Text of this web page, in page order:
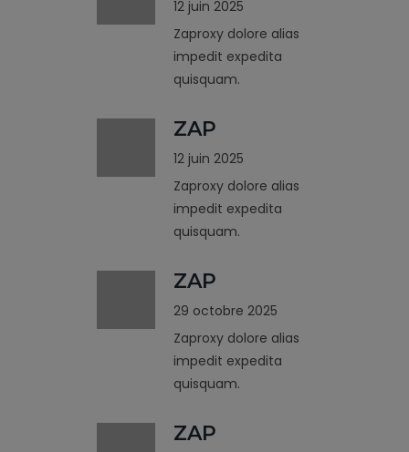
12 juin 2025
Zaproxy dolore alias
impedit expedita
quisquam.
ZAP
12 juin 2025
Zaproxy dolore alias
impedit expedita
quisquam.
ZAP
29 octobre 2025
Zaproxy dolore alias
impedit expedita
quisquam.
ZAP